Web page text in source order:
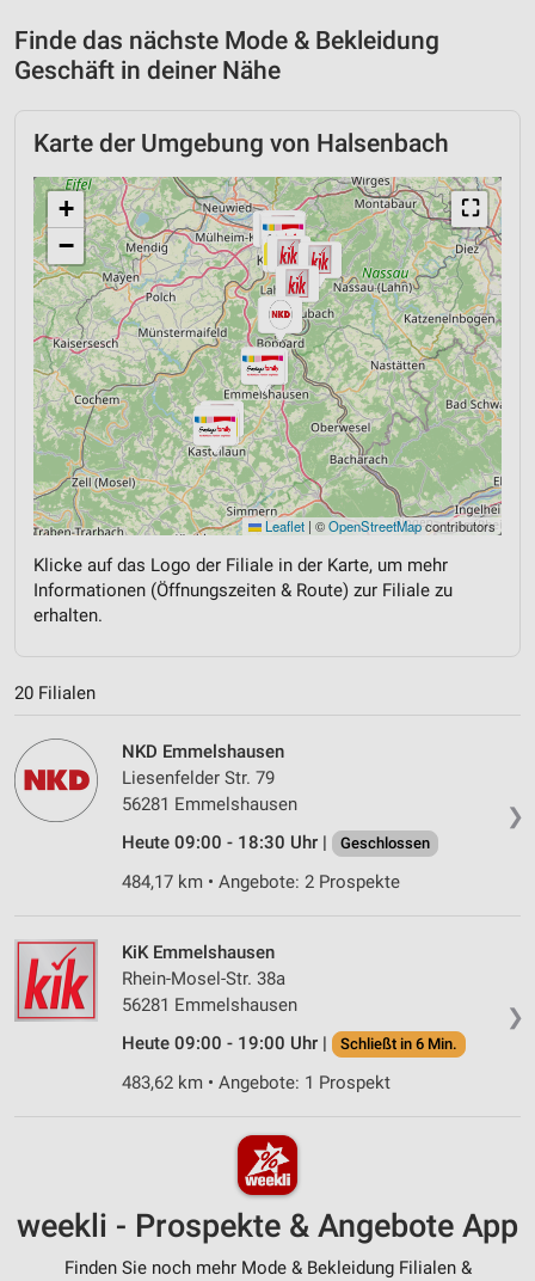
Finde das nächste Mode & Bekleidung
Geschäft in deiner Nähe
Karte der Umgebung von Halsenbach
⛶
+
−
Leaflet | ©OpenStreetMapcontributors
Klicke auf das Logo der Filiale in der Karte, um mehr
Informationen (Öffnungszeiten & Route) zur Filiale zu
erhalten.
20 Filialen
❯
NKD Emmelshausen
Liesenfelder Str. 79
56281 Emmelshausen
Heute 09:00 - 18:30 Uhr |
Geschlossen
484,17 km • Angebote: 2 Prospekte
❯
KiK Emmelshausen
Rhein-Mosel-Str. 38a
56281 Emmelshausen
Heute 09:00 - 19:00 Uhr |
Schließt in 6 Min.
483,62 km • Angebote: 1 Prospekt
weekli - Prospekte & Angebote App
Finden Sie noch mehr Mode & Bekleidung Filialen &